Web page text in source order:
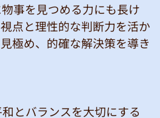
事を見つめる力にも長け
点と理性的な判断力を活か
極め、的確な解決策を導き
とバランスを大切にする